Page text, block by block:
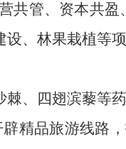
共管、资本共
、林果栽植等
、四翅滨藜等
精品旅游线路